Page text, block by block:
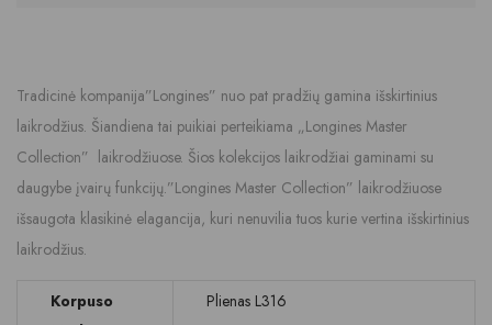
Tradicinė kompanija”Longines” nuo pat pradžių gamina išskirtinius
laikrodžius. Šiandiena tai puikiai perteikiama „Longines Master
Collection” laikrodžiuose. Šios kolekcijos laikrodžiai gaminami su
daugybe įvairų funkcijų.”Longines Master Collection” laikrodžiuose
išsaugota klasikinė elagancija, kuri nenuvilia tuos kurie vertina išskirtinius
laikrodžius.
Korpuso
Plienas L316